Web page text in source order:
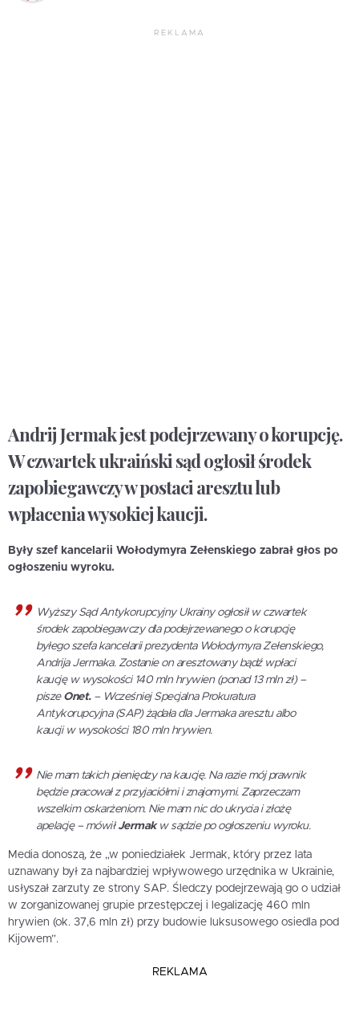
REKLAMA
Andrij Jermak jest podejrzewany o korupcję.
W czwartek ukraiński sąd ogłosił środek
zapobiegawczy w postaci aresztu lub
wpłacenia wysokiej kaucji.
Były szef kancelarii Wołodymyra Zełenskiego zabrał głos po
ogłoszeniu wyroku.
Wyższy Sąd Antykorupcyjny Ukrainy ogłosił w czwartek
środek zapobiegawczy dla podejrzewanego o korupcję
byłego szefa kancelarii prezydenta Wołodymyra Zełenskiego,
Andrija Jermaka. Zostanie on aresztowany bądź wpłaci
kaucję w wysokości 140 mln hrywien (ponad 13 mln zł) –
pisze Onet.– Wcześniej Specjalna Prokuratura
Antykorupcyjna (SAP) żądała dla Jermaka aresztu albo
kaucji w wysokości 180 mln hrywien.
Nie mam takich pieniędzy na kaucję. Na razie mój prawnik
będzie pracował z przyjaciółmi i znajomymi. Zaprzeczam
wszelkim oskarżeniom. Nie mam nic do ukrycia i złożę
apelację – mówił Jermak w sądzie po ogłoszeniu wyroku.
Media donoszą, że „w poniedziałek Jermak, który przez lata
uznawany był za najbardziej wpływowego urzędnika w Ukrainie,
usłyszał zarzuty ze strony SAP. Śledczy podejrzewają go o udział
w zorganizowanej grupie przestępczej i legalizację 460 mln
hrywien (ok. 37,6 mln zł) przy budowie luksusowego osiedla pod
Kijowem”.
REKLAMA